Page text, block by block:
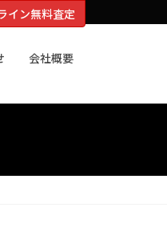
イン無料査定
会社概要